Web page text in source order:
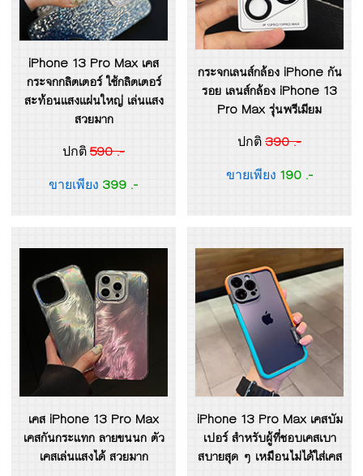
iPhone 13 Pro Max เคส
กระจกกลิตเตอร์ ใช้กลิตเตอร์
สะท้อนแสงแผ่นใหญ่ เล่นแสง
สวยมาก
ปกติ 590 .-
ขายเพียง 399 .-
กระจกเลนส์กล้อง iPhone กัน
รอย เลนส์กล้อง iPhone 13
Pro Max รุ่นพรีเมียม
ปกติ 390 .-
ขายเพียง 190 .-
เคส iPhone 13 Pro Max
เคสกันกระแทก ลายขนนก ตัว
เคสเล่นแสงได้ สวยมาก
iPhone 13 Pro Max เคสบัม
เปอร์ สำหรับผู้ที่ชอบเคสเบา
สบายสุด ๆ เหมือนไม่ได้ใส่เคส